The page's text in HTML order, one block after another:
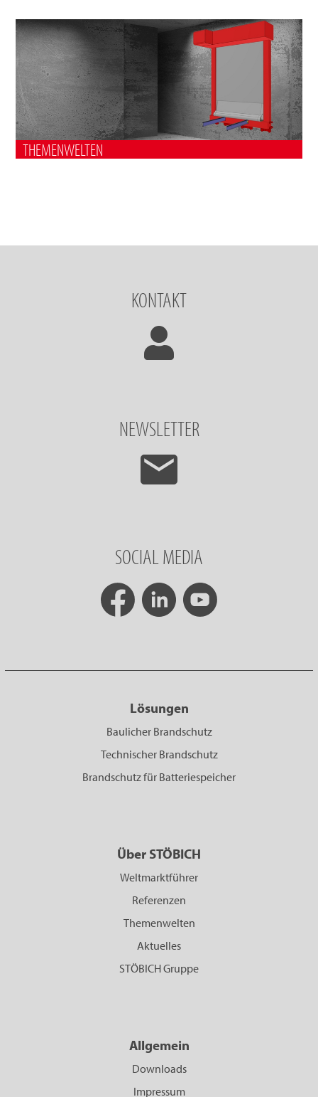
THEMENWELTEN
KONTAKT
NEWSLETTER
SOCIAL MEDIA
Lösungen
Baulicher Brandschutz
Technischer Brandschutz
Brandschutz für Batteriespeicher
Über STÖBICH
Weltmarktführer
Referenzen
Themenwelten
Aktuelles
STÖBICH Gruppe
Allgemein
Downloads
Impressum